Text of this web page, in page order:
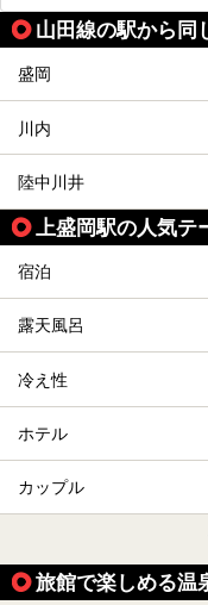
山田線の駅から同
盛岡
川内
陸中川井
上盛岡駅の人気
宿泊
露天風呂
冷え性
ホテル
カップル
旅館で楽しめる温